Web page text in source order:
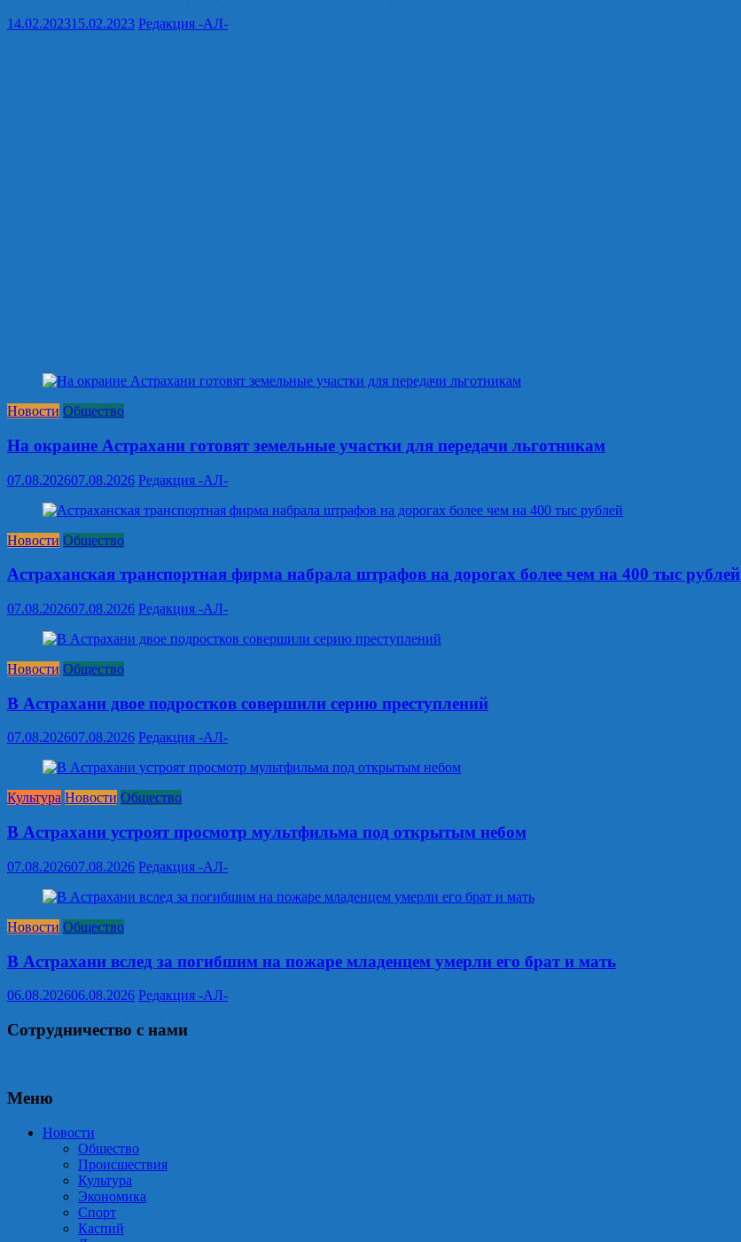
14.02.202315.02.2023 Редакция -АЛ-
Новости Общество
На окраине Астрахани готовят земельные участки для передачи льготникам
07.08.202607.08.2026 Редакция -АЛ-
Новости Общество
Астраханская транспортная фирма набрала штрафов на дорогах более чем на 400 тыс рублей
07.08.202607.08.2026 Редакция -АЛ-
Новости Общество
В Астрахани двое подростков совершили серию преступлений
07.08.202607.08.2026 Редакция -АЛ-
Культура Новости Общество
В Астрахани устроят просмотр мультфильма под открытым небом
07.08.202607.08.2026 Редакция -АЛ-
Новости Общество
В Астрахани вслед за погибшим на пожаре младенцем умерли его брат и мать
06.08.202606.08.2026 Редакция -АЛ-
Сотрудничество с нами
Меню
Новости
Общество
Происшествия
Культура
Экономика
Спорт
Каспий